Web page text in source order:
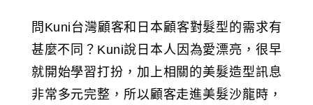
問Kuni台灣顧客和日本顧客對髮型的需求有
甚麼不同？Kuni說日本人因為愛漂亮，很早
就開始學習打扮，加上相關的美髮造型訊息
非常多元完整，所以顧客走進美髮沙龍時，